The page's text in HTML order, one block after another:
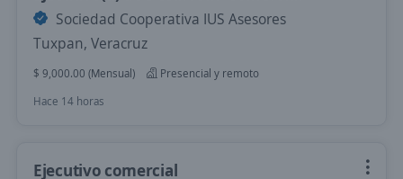
Sociedad Cooperativa IUS Asesores
Tuxpan, Veracruz
$ 9,000.00 (Mensual)
Presencial y remoto
Hace 14 horas
Ejecutivo comercial